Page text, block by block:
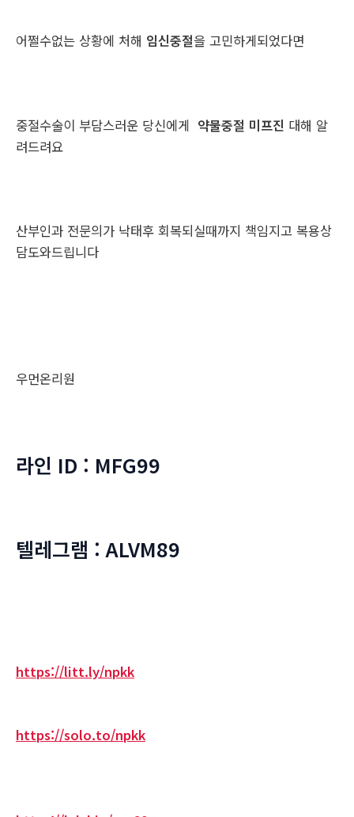
어쩔수없는 상황에 처해 임신중절을 고민하게되었다면
중절수술이 부담스러운 당신에게 약물중절 미프진 대해 알
려드려요
산부인과 전문의가 낙태후 회복되실때까지 책임지고 복용상
담도와드립니다
우먼온리원
라인 ID : MFG99
텔레그램 : ALVM89
https://litt.ly/npkk
https://solo.to/npkk